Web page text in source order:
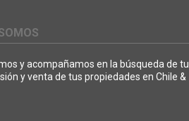
y acompañamos en la búsqueda de tu
y venta de tus propiedades en Chile &